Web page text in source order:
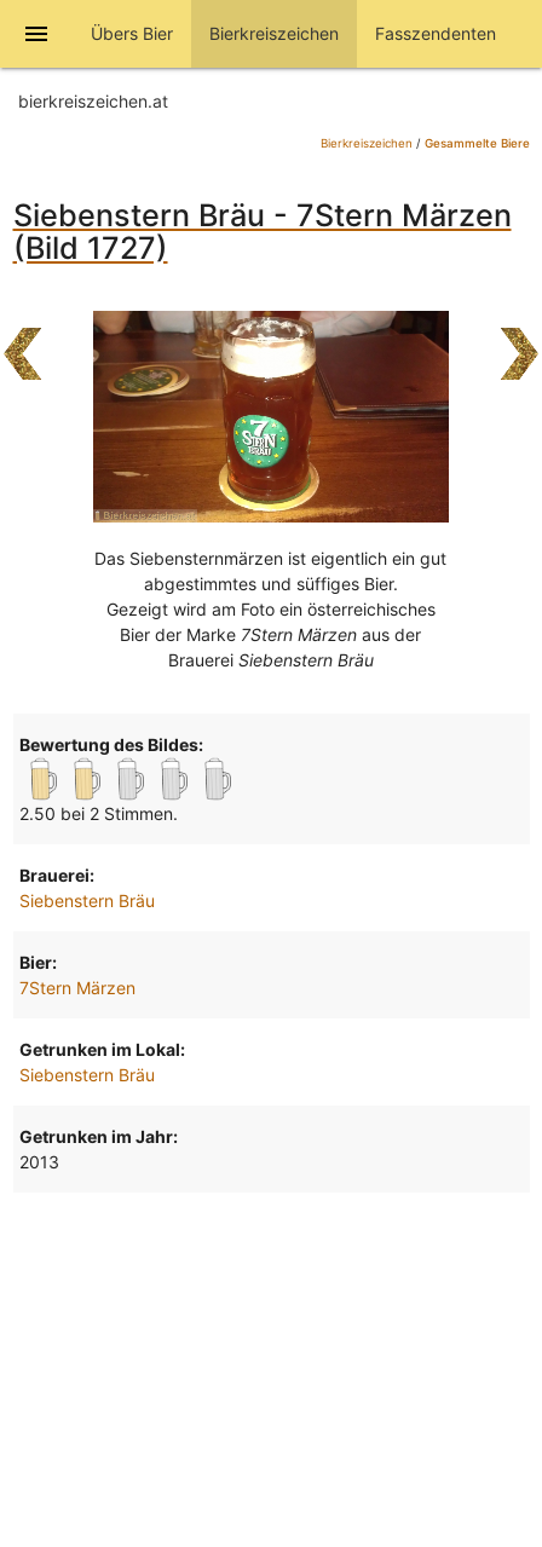
menu Übers Bier Bierkreiszeichen Fasszendenten
bierkreiszeichen.at
Bierkreiszeichen / Gesammelte Biere
Siebenstern Bräu - 7Stern Märzen
(Bild 1727)
Das Siebensternmärzen ist eigentlich ein gut
abgestimmtes und süffiges Bier.
Gezeigt wird am Foto ein österreichisches
Bier der Marke 7Stern Märzen aus der
Brauerei Siebenstern Bräu
Bewertung des Bildes:
2.50 bei 2 Stimmen.
Brauerei:
Siebenstern Bräu
Bier:
7Stern Märzen
Getrunken im Lokal:
Siebenstern Bräu
Getrunken im Jahr:
2013